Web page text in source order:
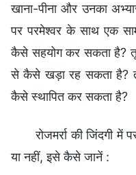
खाना-पीना और उनका
पर परमेश्वर के साथ एक
कैसे सहयोग कर सकता है? तू
से कैसे खड़ा रह सकता है?
कैसे स्थापित कर सकता है?
रोजमर्रा की जिंदगी में
या नहीं, इसे कैसे जानें :